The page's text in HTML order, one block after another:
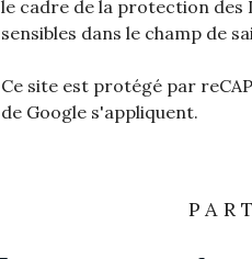
le cadre de la protection des
sensibles dans le champ de
Ce site est protégé par
de Google s'appliquent.